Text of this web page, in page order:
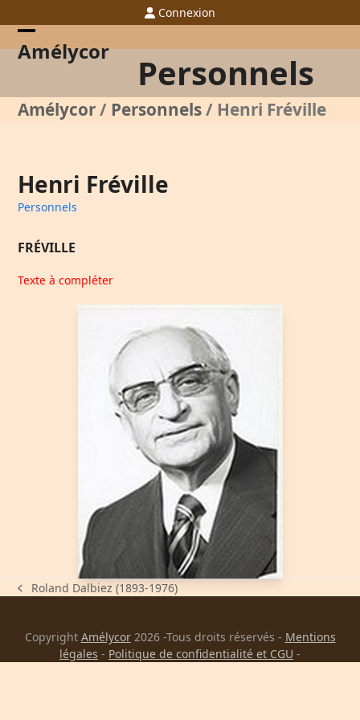
to
content
Connexion
Amélycor
Open
menu
Close
menu
Personnels
Amélycor/ Personnels/ Henri Fréville
Henri Fréville
Personnels
FRÉVILLE
Texte à compléter
previous
Roland Dalbiez (1893-1976)
Copyright Amélycor2026 -Tous droits réservés - Mentions
légales - Politique de confidentialité et CGU -